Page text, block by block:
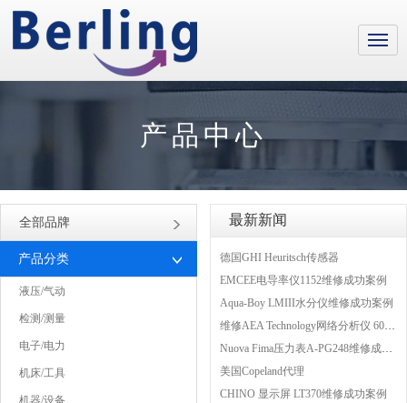
产品中心
全部品牌
产品分类
液压/气动
检测/测量
电子/电力
机床/工具
机器/设备
最新新闻
德国GHI Heuritsch传感器
EMCEE电导率仪1152维修成功案例
Aqua-Boy LMIII水分仪维修成功案例
维修AEA Technology网络分析仪 6015-1010
Nuova Fima压力表A-PG248维修成功案例
美国Copeland代理
CHINO 显示屏 LT370维修成功案例